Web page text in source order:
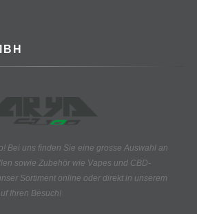
Bei uns finden Sie eine grosse Auswahl an
sowie Zubehör wie Vapes und CBD-
Sortiment online oder direkt in unserem
Ihren Besuch!